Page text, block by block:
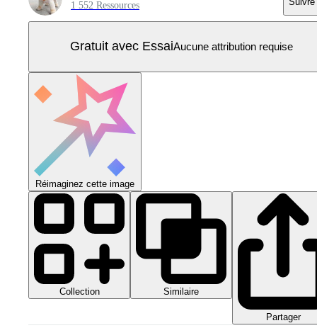
1 552 Ressources
Gratuit avec EssaiAucune attribution requise
Réimaginez cette image
Collection Similaire
Partager